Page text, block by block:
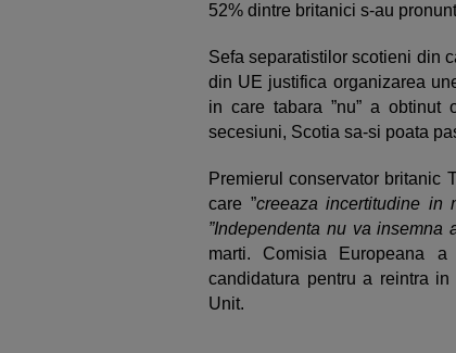
52% dintre britanici s-au
Sefa separatistilor scotieni din
din UE justifica organizarea
in care tabara ”nu” a
secesiuni, Scotia sa-si poata
Premierul conservator britanic
care ”creeaza incertitudine in
”Independenta nu va insemna
marti. Comisia Europeana
candidatura pentru a reintra
Unit.